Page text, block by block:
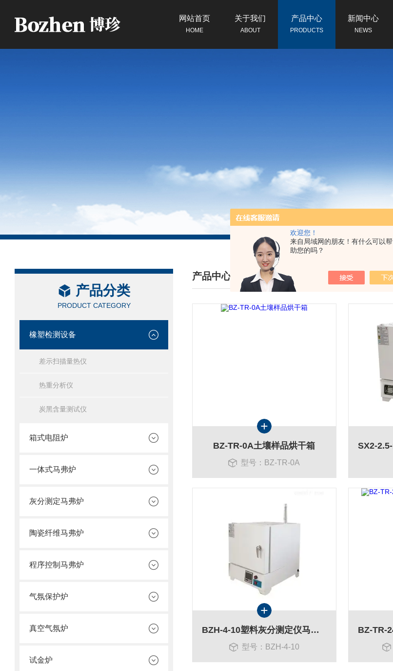
欢迎您！
来自局域网的朋友！有什么可以帮
助您的吗？
网站首页
HOME
关于我们
ABOUT
产品中心
PRODUCTS
新闻中心
NEWS
产品分类
PRODUCT CATEGORY
橡塑检测设备
差示扫描量热仪
热重分析仪
炭黑含量测试仪
箱式电阻炉
一体式马弗炉
灰分测定马弗炉
陶瓷纤维马弗炉
程序控制马弗炉
气氛保护炉
真空气氛炉
试金炉
产品中心
/ PRODUCTS CENTER
BZ-TR-0A土壤样品烘干箱
型号：BZ-TR-0A
BZH-4-10塑料灰分测定仪马弗炉
型号：BZH-4-10